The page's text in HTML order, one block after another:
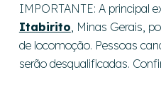
IMPORTANTE: A principal
Itabirito , Minas Gerais,
de locomoção. Pessoas
serão desqualificadas.